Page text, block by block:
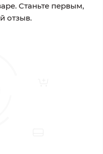
Станьте первым,
отзыв.